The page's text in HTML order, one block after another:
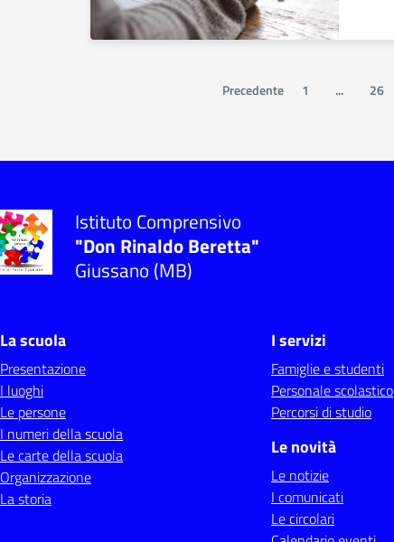
Precedente 1 ... 26
Istituto Comprensivo
"Don Rinaldo Beretta"
Giussano (MB)
La scuola
Presentazione
I luoghi
Le persone
I numeri della scuola
Le carte della scuola
Organizzazione
La storia
I servizi
Famiglie e studenti
Personale scolastico
Percorsi di studio
Le novità
Le notizie
I comunicati
Le circolari